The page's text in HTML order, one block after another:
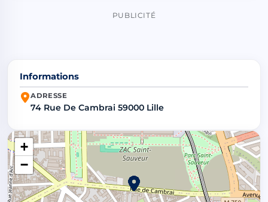
PUBLICITÉ
Informations
ADRESSE
74 Rue De Cambrai 59000 Lille
+
−